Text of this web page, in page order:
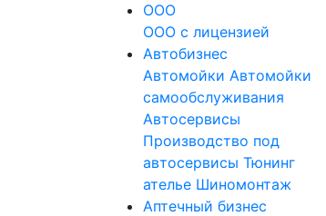
OOO
ООО с лицензией
Автобизнес
Автомойки Автомойки
самообслуживания
Автосервисы
Производство под
автосервисы Тюнинг
ателье Шиномонтаж
Аптечный бизнес